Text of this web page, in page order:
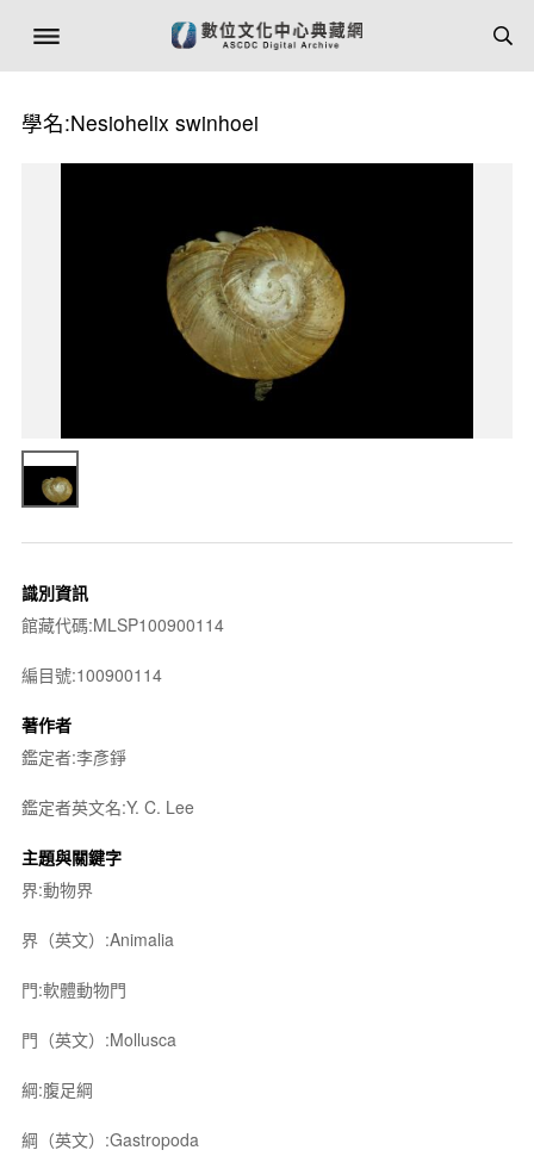
學名:Nesiohelix swinhoei
識別資訊
館藏代碼:MLSP100900114
編目號:100900114
著作者
鑑定者:李彥錚
鑑定者英文名:Y. C. Lee
主題與關鍵字
界:動物界
界（英文）:Animalia
門:軟體動物門
門（英文）:Mollusca
綱:腹足綱
綱（英文）:Gastropoda